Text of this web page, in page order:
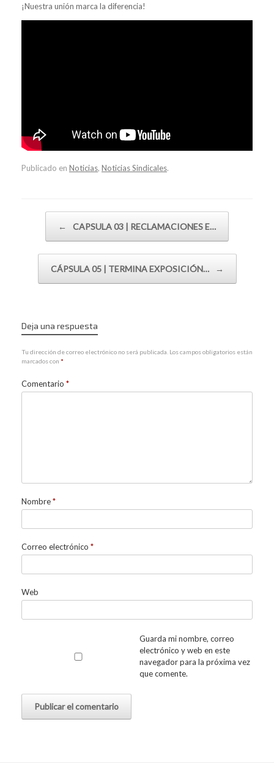
¡Nuestra unión marca la diferencia!
Publicado en Noticias, Noticias Sindicales.
← CAPSULA 03 | RECLAMACIONES E…
CÁPSULA 05 | TERMINA EXPOSICIÓN… →
Deja una respuesta
Tu dirección de correo electrónico no será publicada. Los campos obligatorios están
marcados con *
Comentario *
Nombre*
Correo electrónico *
Web
Guarda mi nombre, correo
electrónico y web en este
navegador para la próxima vez
que comente.